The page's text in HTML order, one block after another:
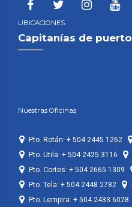
UBICACIONES
Capitanías de puerto
Nuestras Oficinas
Pto. Rotán: + 504 2445 1262
Pto. Utila: + 504 2425 3116
Pto. Cortes: + 504 2665 1309
Pto. Tela: + 504 2448 2782
Pto. Lempira: + 504 2433 6028